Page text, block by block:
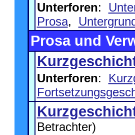
Unterforen:
Prosa,
Prosa und
Unterforen:
Betrachter)